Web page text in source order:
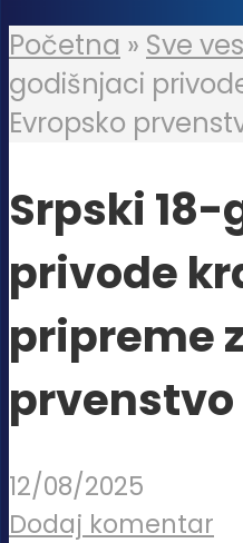
Početna » Sve
godišnjaci
Evropsko
Srpski
privode
pripreme
prvenstvo
12/08/2025
Dodaj komentar